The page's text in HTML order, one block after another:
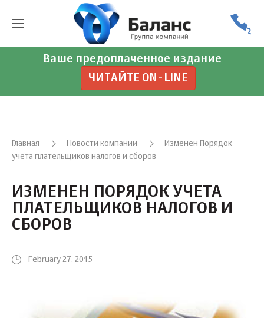
Ваше предоплаченное издание
ЧИТАЙТЕ ON-LINE
Главная Новости компании
Изменен Порядок
учета плательщиков налогов и сборов
ИЗМЕНЕН ПОРЯДОК УЧЕТА
ПЛАТЕЛЬЩИКОВ НАЛОГОВ И
СБОРОВ
February 27, 2015